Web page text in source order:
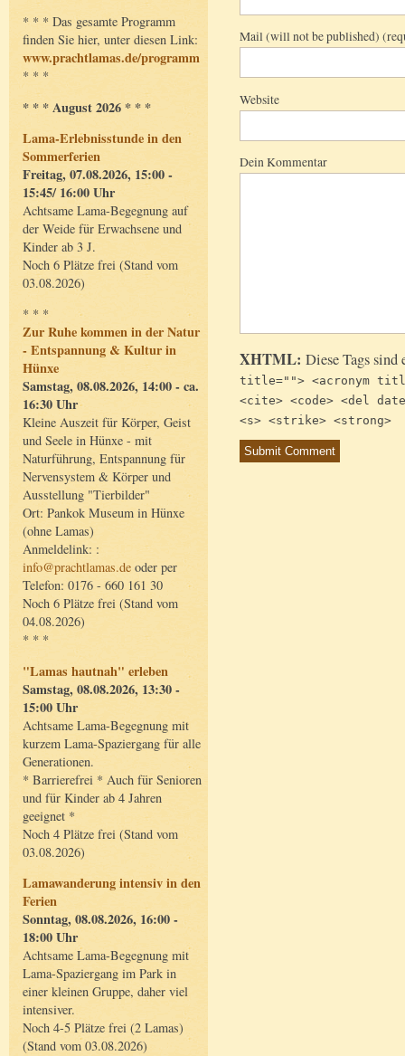
* * * Das gesamte Programm
finden Sie hier, unter diesen Link:
www.prachtlamas.de/programm
* * *
* * * August 2026 * * *
Lama-Erlebnisstunde in den
Sommerferien
Freitag, 07.08.2026, 15:00 -
15:45/ 16:00 Uhr
Achtsame Lama-Begegnung auf
der Weide für Erwachsene und
Kinder ab 3 J.
Noch 6 Plätze frei (Stand vom
03.08.2026)
* * *
Zur Ruhe kommen in der Natur
- Entspannung & Kultur in
Hünxe
Samstag, 08.08.2026, 14:00 - ca.
16:30 Uhr
Kleine Auszeit für Körper, Geist
und Seele in Hünxe - mit
Naturführung, Entspannung für
Nervensystem & Körper und
Ausstellung "Tierbilder"
Ort: Pankok Museum in Hünxe
(ohne Lamas)
Anmeldelink: :
info@prachtlamas.de oder per
Telefon: 0176 - 660 161 30
Noch 6 Plätze frei (Stand vom
04.08.2026)
* * *
"Lamas hautnah" erleben
Samstag, 08.08.2026, 13:30 -
15:00 Uhr
Achtsame Lama-Begegnung mit
kurzem Lama-Spaziergang für alle
Generationen.
* Barrierefrei * Auch für Senioren
und für Kinder ab 4 Jahren
geeignet *
Noch 4 Plätze frei (Stand vom
03.08.2026)
Lamawanderung intensiv in den
Ferien
Sonntag, 08.08.2026, 16:00 -
18:00 Uhr
Achtsame Lama-Begegnung mit
Lama-Spaziergang im Park in
einer kleinen Gruppe, daher viel
intensiver.
Noch 4-5 Plätze frei (2 Lamas)
(Stand vom 03.08.2026)
Mail (will not be published)
Website
Dein Kommentar
XHTML: Diese Tags
title=""> <acronym
<cite> <code> <del
<s> <strike> <strong>